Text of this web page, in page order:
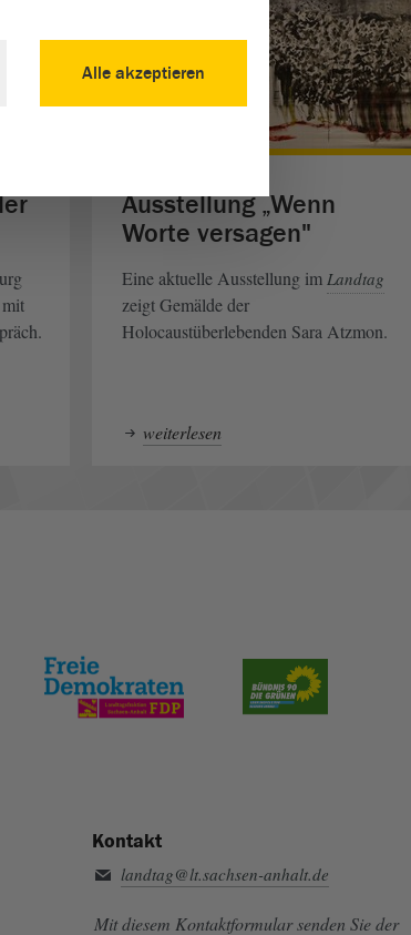
Ausstellung „Wenn
Worte versagen"
Eine aktuelle Ausstellung im Landtag
zeigt Gemälde der
Holocaustüberlebenden Sara Atzmon.
weiterlesen
Kontakt
landtag@lt.sachsen-anhalt.de
Mit diesem Kontaktformular senden Sie der
Alle akzeptieren